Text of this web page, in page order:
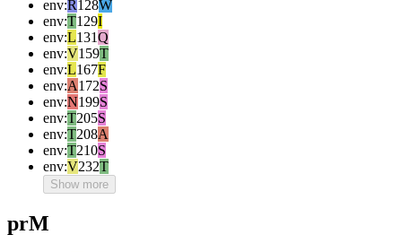
env:R128W
env:T129I
env:L131Q
env:V159T
env:L167F
env:A172S
env:N199S
env:T205S
env:T208A
env:T210S
env:V232T
Show more
prM